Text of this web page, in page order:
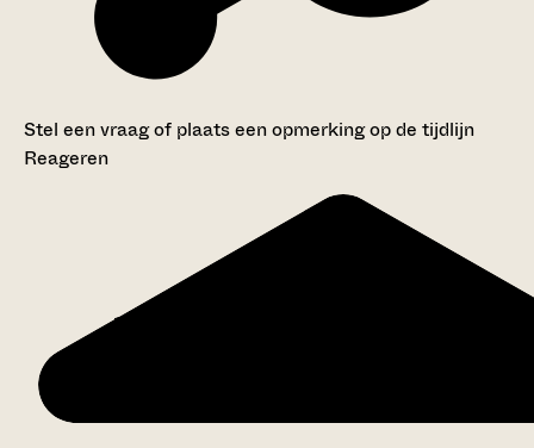
Stel een vraag of plaats een opmerking op de tijdlijn
Reageren